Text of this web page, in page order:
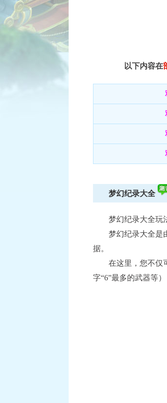
逐鹿三界
查看详情
以下内容在
梦幻纪录大全
梦幻纪录大全玩
梦幻纪录大全是
据。
在这里，您不仅
字“6”最多的武器等